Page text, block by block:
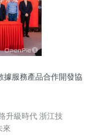
據服務產品合作開發協